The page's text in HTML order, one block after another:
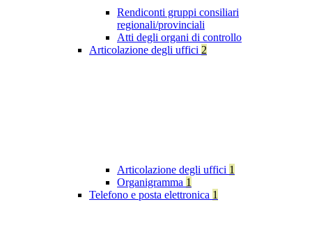
Rendiconti gruppi consiliari
regionali/provinciali
Atti degli organi di controllo
Articolazione degli uffici 2
Articolazione degli uffici 1
Organigramma 1
Telefono e posta elettronica 1